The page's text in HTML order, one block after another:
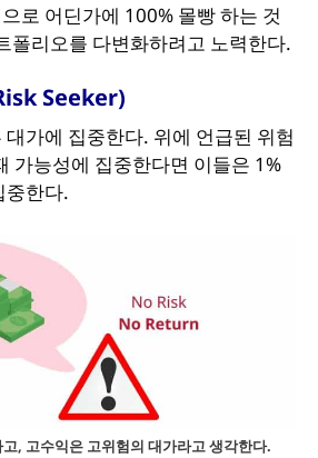
로 어딘가에 100% 몰빵 하는 것
폴리오를 다변화하려고 노력한다.
Seeker)
가에 집중한다. 위에 언급된 위험
가능성에 집중한다면 이들은 1%
중한다.
, 고수익은 고위험의 대가라고 생각한다.